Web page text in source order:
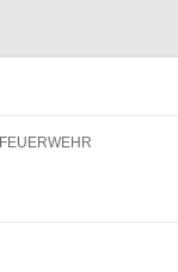
FEUERWEHR